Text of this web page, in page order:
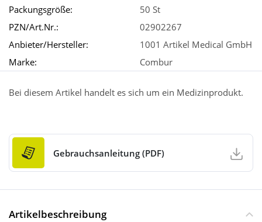
Packungsgröße:
50 St
PZN/Art.Nr.:
02902267
Anbieter/Hersteller:
1001 Artikel Medical GmbH
Marke:
Combur
Bei diesem Artikel handelt es sich um ein Medizinprodukt.
Gebrauchsanleitung (PDF)
Artikelbeschreibung